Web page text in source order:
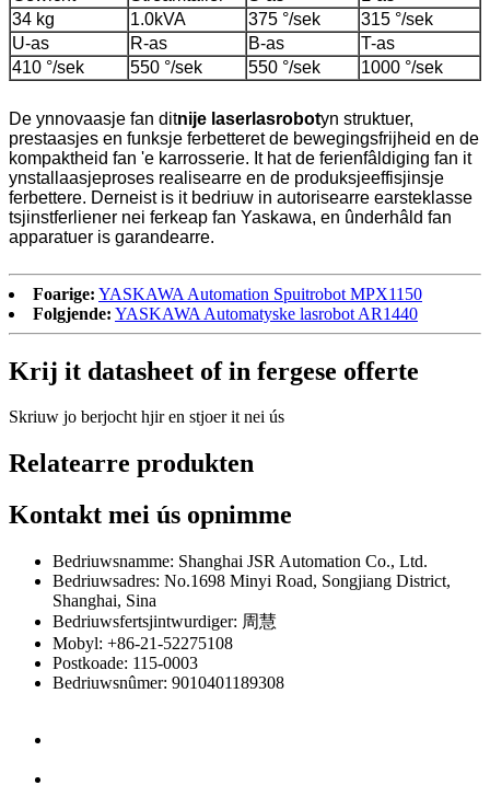
34 kg
1.0kVA 375 °/sek
315 °/sek
U-as
R-as B-as
T-as
410 °/sek
550 °/sek 550 °/sek 1000 °/sek
De ynnovaasje fan ditnije laserlasrobotyn struktuer,
prestaasjes en funksje ferbetteret de bewegingsfrijheid en de
kompaktheid fan 'e karrosserie. It hat de ferienfâldiging fan it
ynstallaasjeproses realisearre en de produksjeeffisjinsje
ferbettere. Derneist is it bedriuw in autorisearre earsteklasse
tsjinstferliener nei ferkeap fan Yaskawa, en ûnderhâld fan
apparatuer is garandearre.
Foarige: YASKAWA Automation Spuitrobot MPX1150
Folgjende: YASKAWA Automatyske lasrobot AR1440
Krij it datasheet of in fergese offerte
Skriuw jo berjocht hjir en stjoer it nei ús
Relatearre produkten
Kontakt mei ús opnimme
Bedriuwsnamme: Shanghai JSR Automation Co., Ltd.
Bedriuwsadres: No.1698 Minyi Road, Songjiang District,
Shanghai, Sina
Bedriuwsfertsjintwurdiger: 周慧
Mobyl: +86-21-52275108
Postkoade: 115-0003
Bedriuwsnûmer: 9010401189308